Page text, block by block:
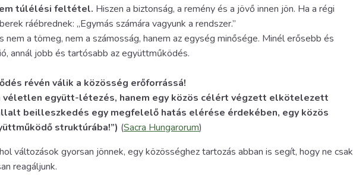
túlélési feltétel. Hiszen a biztonság, a remény és a jövő innen jön. Ha a régi
ráébrednek: „Egymás számára vagyunk a rendszer.”
a tömeg, nem a számosság, hanem az egység minősége. Minél erősebb és
annál jobb és tartósabb az együttműködés.
révén válik a közösség erőforrássá!
véletlen együtt-létezés, hanem egy közös célért végzett elkötelezett
beilleszkedés egy megfelelő hatás elérése érdekében, egy közös
struktúrába!”) (Sacra Hungarorum)
változások gyorsan jönnek, egy közösséghez tartozás abban is segít, hogy ne csak
reagáljunk.